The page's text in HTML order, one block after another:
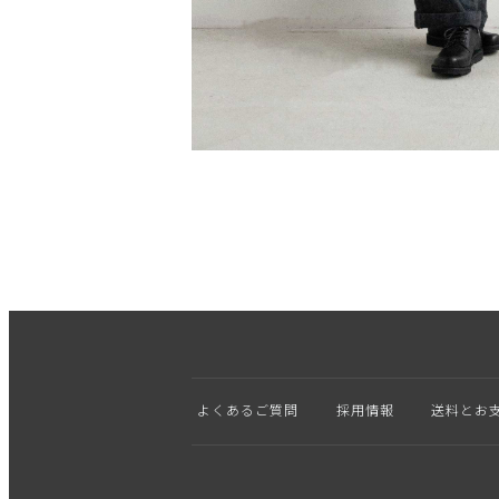
よくあるご質問 採用情報 送料とお